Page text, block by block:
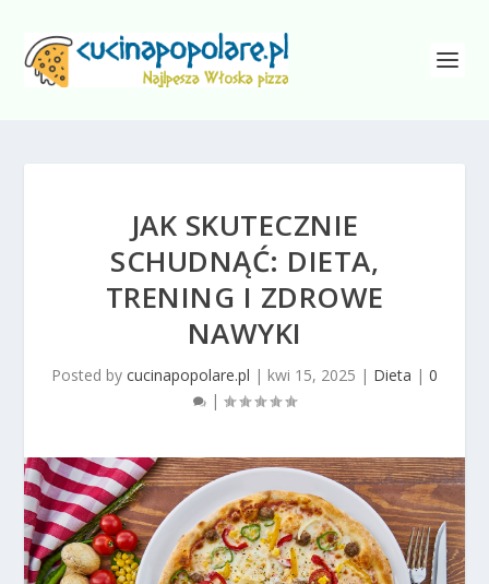
JAK SKUTECZNIE
SCHUDNĄĆ: DIETA,
TRENING I ZDROWE
NAWYKI
Posted by cucinapopolare.pl | kwi 15, 2025 | Dieta | 0
|